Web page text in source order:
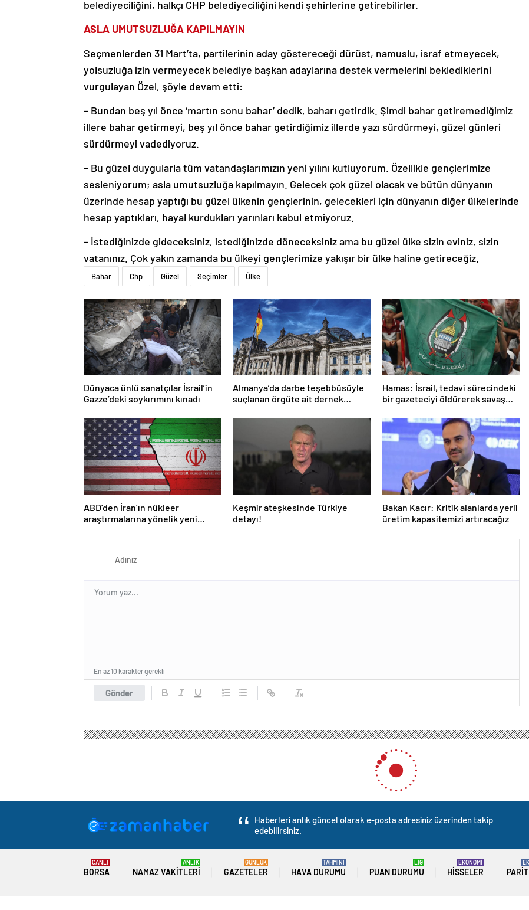
belediyeciliğini, halkçı CHP belediyeciliğini kendi şehirlerine getirebilirler.
ASLA UMUTSUZLUĞA KAPILMAYIN
Seçmenlerden 31 Mart’ta, partilerinin aday göstereceği dürüst, namuslu, israf etmeyecek,
yolsuzluğa izin vermeyecek belediye başkan adaylarına destek vermelerini beklediklerini
vurgulayan Özel, şöyle devam etti:
– Bundan beş yıl önce ‘martın sonu bahar’ dedik, baharı getirdik. Şimdi bahar getiremediğimiz
illere bahar getirmeyi, beş yıl önce bahar getirdiğimiz illerde yazı sürdürmeyi, güzel günleri
sürdürmeyi vadediyoruz.
– Bu güzel duygularla tüm vatandaşlarımızın yeni yılını kutluyorum. Özellikle gençlerimize
sesleniyorum; asla umutsuzluğa kapılmayın. Gelecek çok güzel olacak ve bütün dünyanın
üzerinde hesap yaptığı bu güzel ülkenin gençlerinin, gelecekleri için dünyanın diğer ülkelerinde
hesap yaptıkları, hayal kurdukları yarınları kabul etmiyoruz.
– İstediğinizde gideceksiniz, istediğinizde döneceksiniz ama bu güzel ülke sizin eviniz, sizin
vatanınız. Çok yakın zamanda bu ülkeyi gençlerimize yakışır bir ülke haline getireceğiz.
Bahar Chp Güzel Seçimler Ülke
Dünyaca ünlü sanatçılar İsrail’in
Gazze’deki soykırımını kınadı
Almanya’da darbe teşebbüsüyle
suçlanan örgüte ait dernek
Hamas: İsrail, tedavi sürecindeki
bir gazeteciyi öldürerek savaş
ABD’den İran’ın nükleer
araştırmalarına yönelik yeni
Keşmir ateşkesinde Türkiye
detayı!
Bakan Kacır: Kritik alanlarda yerli
üretim kapasitemizi artıracağız
Gönder
En az 10 karakter gerekli
Haberleri anlık güncel olarak e-posta adresiniz üzerinden takip
edebilirsiniz.
BORSA
CANLI
NAMAZ VAKITLERI
ANLIK
GAZETELER
GÜNLÜK
HAVA DURUMU
TAHMİNİ
PUAN DURUMU
LİG
HISSELER
EKONOMİ